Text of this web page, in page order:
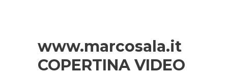
www.marcosala.it
COPERTINA VIDEO